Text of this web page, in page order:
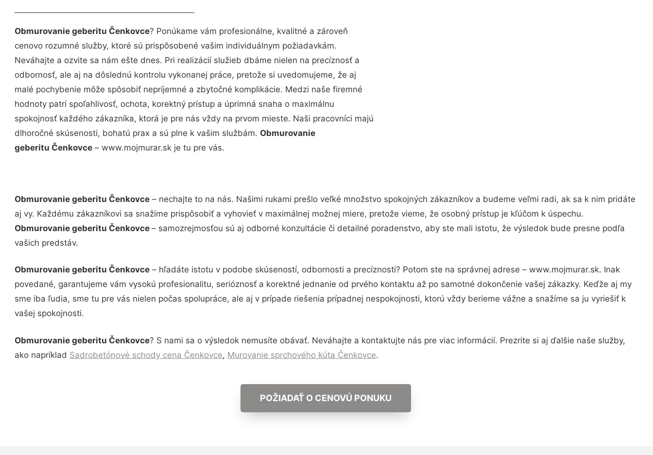
Obmurovanie geberitu Čenkovce? Ponúkame vám profesionálne, kvalitné a zároveň
cenovo rozumné služby, ktoré sú prispôsobené vašim individuálnym požiadavkám.
Neváhajte a ozvite sa nám ešte dnes. Pri realizácií služieb dbáme nielen na precíznosť a
odbornosť, ale aj na dôslednú kontrolu vykonanej práce, pretože si uvedomujeme, že aj
malé pochybenie môže spôsobiť nepríjemné a zbytočné komplikácie. Medzi naše firemné
hodnoty patrí spoľahlivosť, ochota, korektný prístup a úprimná snaha o maximálnu
spokojnosť každého zákazníka, ktorá je pre nás vždy na prvom mieste. Naši pracovníci majú
dlhoročné skúsenosti, bohatú prax a sú plne k vašim službám. Obmurovanie
geberitu Čenkovce – www.mojmurar.sk je tu pre vás.
Obmurovanie geberitu Čenkovce – nechajte to na nás. Našimi rukami prešlo veľké množstvo spokojných zákazníkov a budeme veľmi radi, ak sa k nim pridáte
aj vy. Každému zákazníkovi sa snažíme prispôsobiť a vyhovieť v maximálnej možnej miere, pretože vieme, že osobný prístup je kľúčom k úspechu.
Obmurovanie geberitu Čenkovce – samozrejmosťou sú aj odborné konzultácie či detailné poradenstvo, aby ste mali istotu, že výsledok bude presne podľa
vašich predstáv.
Obmurovanie geberitu Čenkovce – hľadáte istotu v podobe skúseností, odbornosti a precíznosti? Potom ste na správnej adrese – www.mojmurar.sk. Inak
povedané, garantujeme vám vysokú profesionalitu, serióznosť a korektné jednanie od prvého kontaktu až po samotné dokončenie vašej zákazky. Keďže aj my
sme iba ľudia, sme tu pre vás nielen počas spolupráce, ale aj v prípade riešenia prípadnej nespokojnosti, ktorú vždy berieme vážne a snažíme sa ju vyriešiť k
vašej spokojnosti.
Obmurovanie geberitu Čenkovce? S nami sa o výsledok nemusíte obávať. Neváhajte a kontaktujte nás pre viac informácií. Prezrite si aj ďalšie naše služby,
ako napríklad Sadrobetónové schody cena Čenkovce, Murovanie sprchového kúta Čenkovce.
POŽIADAŤ O CENOVÚ PONUKU